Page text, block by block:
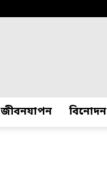
জীবনযাপন বিনোদন